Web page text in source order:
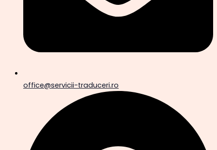
office@servicii-traduceri.ro